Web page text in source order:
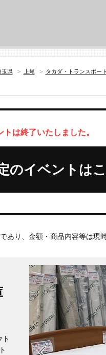
玉県 > 上尾 > タカダ・トランスポー
トは終了いたしました。
のイベントは
あり、金額・商品内容等は現